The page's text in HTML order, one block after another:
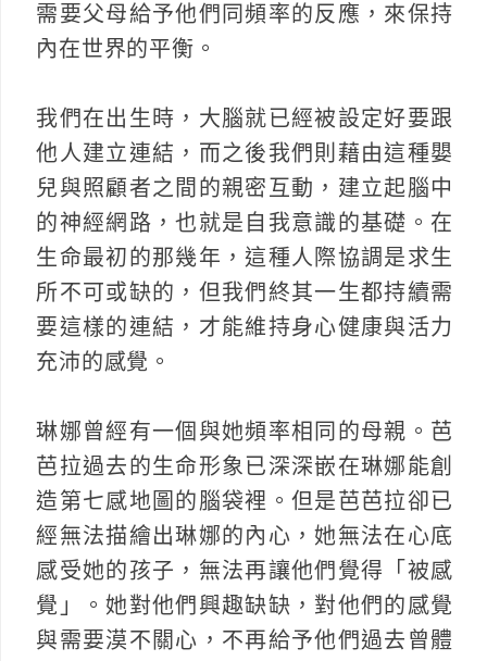
需要父母給予他們同頻率的反應，來保持
內在世界的平衡。
我們在出生時，大腦就已經被設定好要跟
他人建立連結，而之後我們則藉由這種嬰
兒與照顧者之間的親密互動，建立起腦中
的神經網路，也就是自我意識的基礎。在
生命最初的那幾年，這種人際協調是求生
所不可或缺的，但我們終其一生都持續需
要這樣的連結，才能維持身心健康與活力
充沛的感覺。
琳娜曾經有一個與她頻率相同的母親。芭
芭拉過去的生命形象已深深嵌在琳娜能創
造第七感地圖的腦袋裡。但是芭芭拉卻已
經無法描繪出琳娜的內心，她無法在心底
感受她的孩子，無法再讓他們覺得「被感
覺」。她對他們興趣缺缺，對他們的感覺
與需要漠不關心，不再給予他們過去曾體